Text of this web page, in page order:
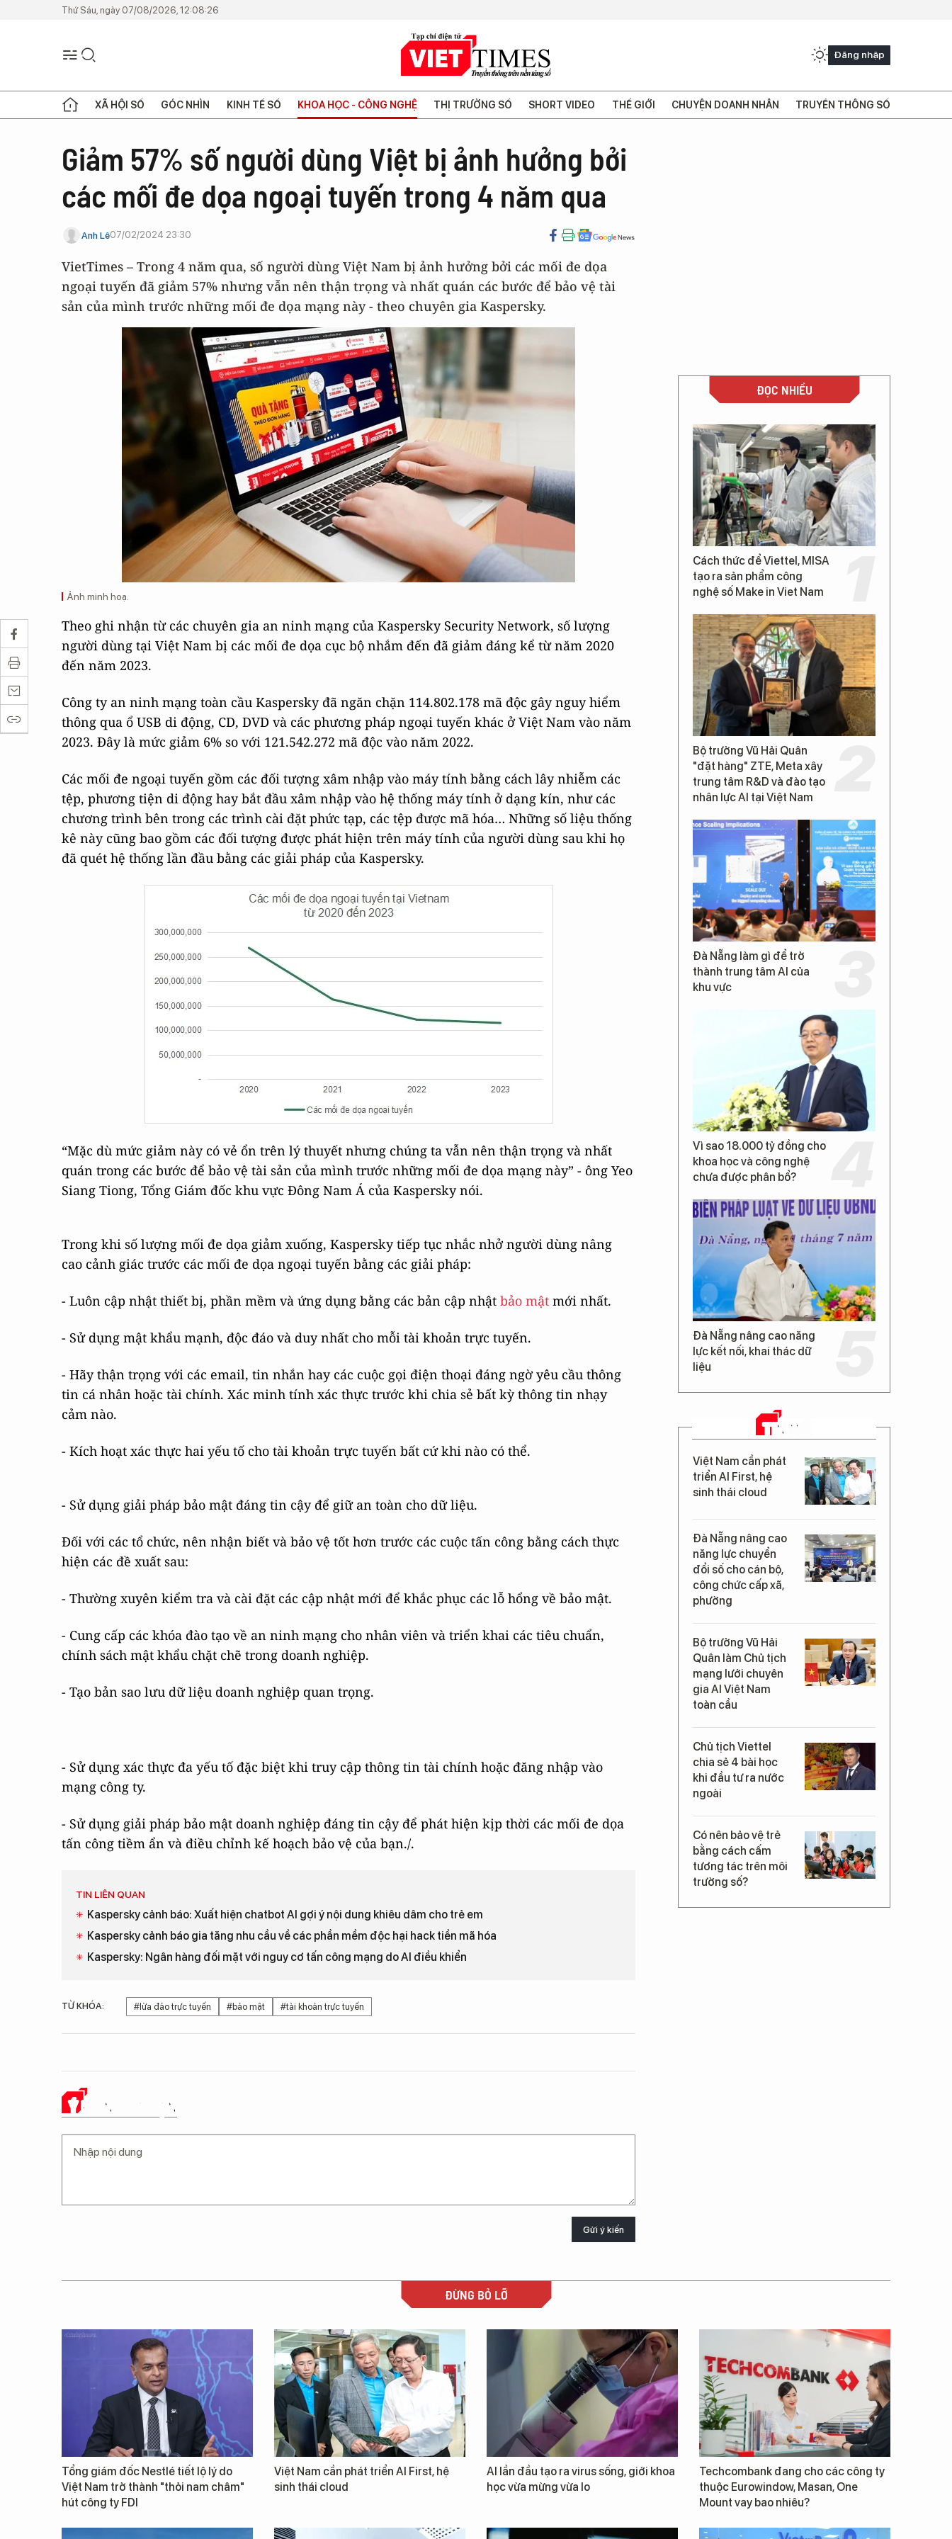
Thứ Sáu, ngày 07/08/2026, 12:08:26
Đăng nhập
XÃ HỘI SỐ GÓC NHÌN KINH TẾ SỐ KHOA HỌC - CÔNG NGHỆ THỊ TRƯỜNG SỐ SHORT VIDEO THẾ GIỚI CHUYỆN DOANH NHÂN TRUYỀN THÔNG SỐ
Giảm 57% số người dùng Việt bị ảnh hưởng bởi
các mối đe dọa ngoại tuyến trong 4 năm qua
Anh Lê07/02/2024 23:30
VietTimes – Trong 4 năm qua, số người dùng Việt Nam bị ảnh hưởng bởi các mối đe dọa
ngoại tuyến đã giảm 57% nhưng vẫn nên thận trọng và nhất quán các bước để bảo vệ tài
sản của mình trước những mối đe dọa mạng này - theo chuyên gia Kaspersky.
Ảnh minh hoạ.
Theo ghi nhận từ các chuyên gia an ninh mạng của Kaspersky Security Network, số lượng
người dùng tại Việt Nam bị các mối đe dọa cục bộ nhắm đến đã giảm đáng kể từ năm 2020
đến năm 2023.
Công ty an ninh mạng toàn cầu Kaspersky đã ngăn chặn 114.802.178 mã độc gây nguy hiểm
thông qua ổ USB di động, CD, DVD và các phương pháp ngoại tuyến khác ở Việt Nam vào năm
2023. Đây là mức giảm 6% so với 121.542.272 mã độc vào năm 2022.
Các mối đe ngoại tuyến gồm các đối tượng xâm nhập vào máy tính bằng cách lây nhiễm các
tệp, phương tiện di động hay bắt đầu xâm nhập vào hệ thống máy tính ở dạng kín, như các
chương trình bên trong các trình cài đặt phức tạp, các tệp được mã hóa… Những số liệu thống
kê này cũng bao gồm các đối tượng được phát hiện trên máy tính của người dùng sau khi họ
đã quét hệ thống lần đầu bằng các giải pháp của Kaspersky.
“Mặc dù mức giảm này có vẻ ổn trên lý thuyết nhưng chúng ta vẫn nên thận trọng và nhất
quán trong các bước để bảo vệ tài sản của mình trước những mối đe dọa mạng này” - ông Yeo
Siang Tiong, Tổng Giám đốc khu vực Đông Nam Á của Kaspersky nói.
Trong khi số lượng mối đe dọa giảm xuống, Kaspersky tiếp tục nhắc nhở người dùng nâng
cao cảnh giác trước các mối đe dọa ngoại tuyến bằng các giải pháp:
- Luôn cập nhật thiết bị, phần mềm và ứng dụng bằng các bản cập nhật bảo mật mới nhất.
- Sử dụng mật khẩu mạnh, độc đáo và duy nhất cho mỗi tài khoản trực tuyến.
- Hãy thận trọng với các email, tin nhắn hay các cuộc gọi điện thoại đáng ngờ yêu cầu thông
tin cá nhân hoặc tài chính. Xác minh tính xác thực trước khi chia sẻ bất kỳ thông tin nhạy
cảm nào.
- Kích hoạt xác thực hai yếu tố cho tài khoản trực tuyến bất cứ khi nào có thể.
- Sử dụng giải pháp bảo mật đáng tin cậy để giữ an toàn cho dữ liệu.
Đối với các tổ chức, nên nhận biết và bảo vệ tốt hơn trước các cuộc tấn công bằng cách thực
hiện các đề xuất sau:
- Thường xuyên kiểm tra và cài đặt các cập nhật mới để khắc phục các lỗ hổng về bảo mật.
- Cung cấp các khóa đào tạo về an ninh mạng cho nhân viên và triển khai các tiêu chuẩn,
chính sách mật khẩu chặt chẽ trong doanh nghiệp.
- Tạo bản sao lưu dữ liệu doanh nghiệp quan trọng.
- Sử dụng xác thực đa yếu tố đặc biệt khi truy cập thông tin tài chính hoặc đăng nhập vào
mạng công ty.
- Sử dụng giải pháp bảo mật doanh nghiệp đáng tin cậy để phát hiện kịp thời các mối đe dọa
tấn công tiềm ẩn và điều chỉnh kế hoạch bảo vệ của bạn./.
TIN LIÊN QUAN
Kaspersky cảnh báo: Xuất hiện chatbot AI gợi ý nội dung khiêu dâm cho trẻ em
Kaspersky cảnh báo gia tăng nhu cầu về các phần mềm độc hại hack tiền mã hóa
Kaspersky: Ngân hàng đối mặt với nguy cơ tấn công mạng do AI điều khiển
TỪ KHÓA: #lừa đảo trực tuyến #bảo mật #tài khoản trực tuyến
Ý KIẾN CỦA BẠN
Gửi ý kiến
ĐỌC NHIỀU
Cách thức để Viettel, MISA
tạo ra sản phẩm công
nghệ số Make in Viet Nam
Bộ trưởng Vũ Hải Quân
"đặt hàng" ZTE, Meta xây
trung tâm R&D và đào tạo
nhân lực AI tại Việt Nam
Đà Nẵng làm gì để trở
thành trung tâm AI của
khu vực
Vì sao 18.000 tỷ đồng cho
khoa học và công nghệ
chưa được phân bổ?
Đà Nẵng nâng cao năng
lực kết nối, khai thác dữ
liệu
TIN MỚI
Việt Nam cần phát
triển AI First, hệ
sinh thái cloud
Đà Nẵng nâng cao
năng lực chuyển
đổi số cho cán bộ,
công chức cấp xã,
phường
Bộ trưởng Vũ Hải
Quân làm Chủ tịch
mạng lưới chuyên
gia AI Việt Nam
toàn cầu
Chủ tịch Viettel
chia sẻ 4 bài học
khi đầu tư ra nước
ngoài
Có nên bảo vệ trẻ
bằng cách cấm
tương tác trên môi
trường số?
ĐỪNG BỎ LỠ
Tổng giám đốc Nestlé tiết lộ lý do
Việt Nam trở thành "thỏi nam châm"
hút công ty FDI
Việt Nam cần phát triển AI First, hệ
sinh thái cloud
AI lần đầu tạo ra virus sống, giới khoa
học vừa mừng vừa lo
Techcombank đang cho các công ty
thuộc Eurowindow, Masan, One
Mount vay bao nhiêu?